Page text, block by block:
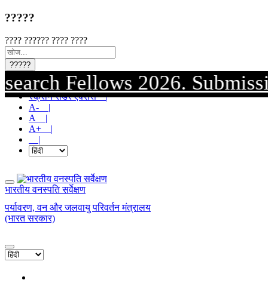
?????
???? ?????? ???? ????
?????
Fellows 2026.
मुख्य सामग्री पर जाएं |
स्क्रीन रीडर एक्सेस |
A- |
A |
A+ |
|
भारतीय वनस्पति सर्वेक्षण
पर्यावरण, वन और जलवायु परिवर्तन मंत्रालय
(भारत सरकार)